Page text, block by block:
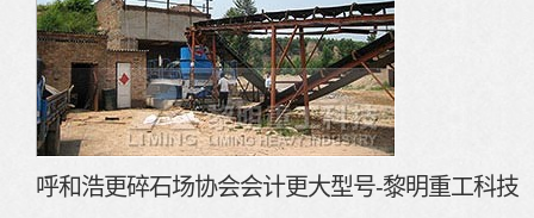
呼和浩更碎石场协会会计更大型号-黎明重工科技